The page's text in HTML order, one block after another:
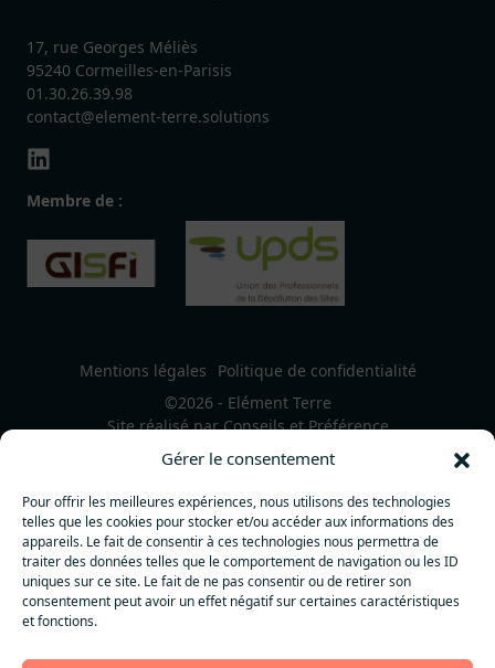
Gérer le consentement
Pour offrir les meilleures expériences, nous utilisons des technologies
telles que les cookies pour stocker et/ou accéder aux informations des
appareils. Le fait de consentir à ces technologies nous permettra de
traiter des données telles que le comportement de navigation ou les ID
uniques sur ce site. Le fait de ne pas consentir ou de retirer son
consentement peut avoir un effet négatif sur certaines caractéristiques
et fonctions.
17, rue Georges Méliès
95240 Cormeilles-en-Parisis
01.30.26.39.98
contact@element-terre.solutions
Membre de :
Mentions légales
Politique de confidentialité
©2026 - Elément Terre
Site réalisé parConseils et Préférence